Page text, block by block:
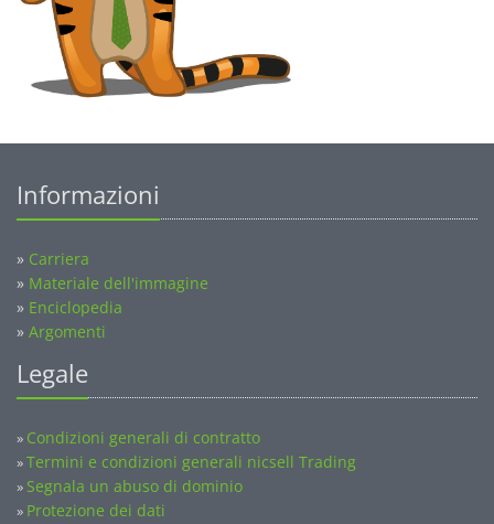
Informazioni
» Carriera
» Materiale dell'immagine
» Enciclopedia
» Argomenti
Legale
» Condizioni generali di contratto
»Termini e condizioni generali nicsell Trading
» Segnala un abuso di dominio
» Protezione dei dati